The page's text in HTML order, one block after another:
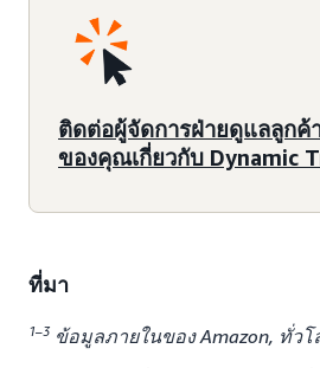
ติดต่อผู้จัดการฝ่ายดูแลลูกค้
ของคุณเกี่ยวกับ Dynamic
ที่มา
1–3 ข้อมูลภายในของ Amazon, ทั่วโ